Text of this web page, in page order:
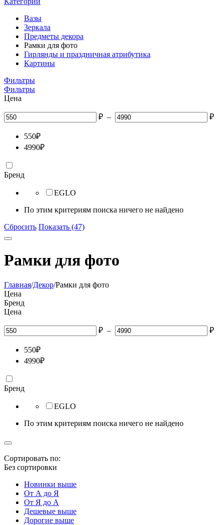
Вазы
Зеркала
Предметы декора
Рамки для фото
Гирлянды и праздничная атрибутика
Картины
Фильтры
Фильтры
Цена
₽ – ₽
550₽
4990₽
Бренд
EGLO
По этим критериям поиска ничего не найдено
Сбросить Показать (47)
Рамки для фото
Главная/Декор/Рамки для фото
Цена
Бренд
Цена
₽ – ₽
550₽
4990₽
Бренд
EGLO
По этим критериям поиска ничего не найдено
Сортировать по:
Без сортировки
Новинки выше
От А до Я
От Я до А
Дешевые выше
Дорогие выше